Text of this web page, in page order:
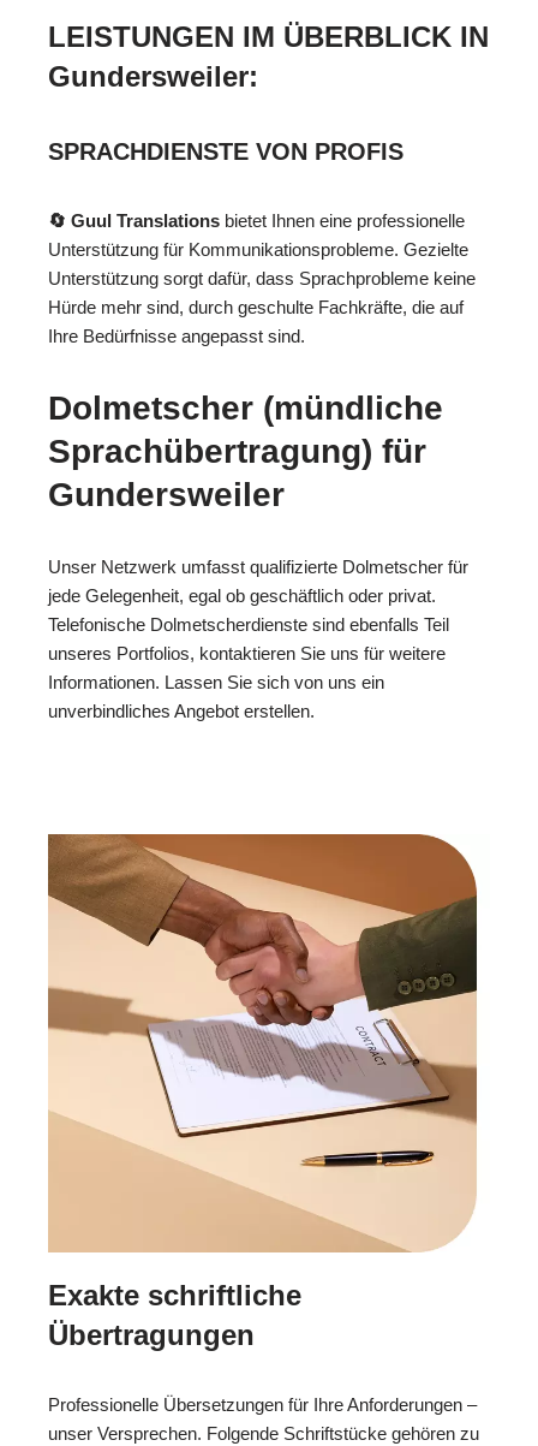
LEISTUNGEN IM ÜBERBLICK IN
Gundersweiler:
SPRACHDIENSTE VON PROFIS
🔄 Guul Translations bietet Ihnen eine professionelle
Unterstützung für Kommunikationsprobleme. Gezielte
Unterstützung sorgt dafür, dass Sprachprobleme keine
Hürde mehr sind, durch geschulte Fachkräfte, die auf
Ihre Bedürfnisse angepasst sind.
Dolmetscher (mündliche
Sprachübertragung) für
Gundersweiler
Unser Netzwerk umfasst qualifizierte Dolmetscher für
jede Gelegenheit, egal ob geschäftlich oder privat.
Telefonische Dolmetscherdienste sind ebenfalls Teil
unseres Portfolios, kontaktieren Sie uns für weitere
Informationen. Lassen Sie sich von uns ein
unverbindliches Angebot erstellen.
Exakte schriftliche
Übertragungen
Professionelle Übersetzungen für Ihre Anforderungen –
unser Versprechen. Folgende Schriftstücke gehören zu